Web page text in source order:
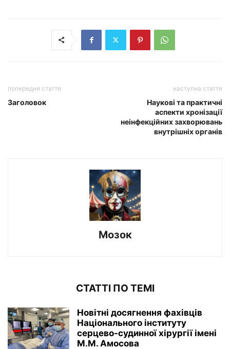
попередня стаття
Заголовок
наступна стаття
Наукові та практичні
аспекти хронізації
неінфекційних захворювань
внутрішніх органів
Мозок
СТАТТІ ПО ТЕМІ
Новітні досягнення фахівців
Національного інституту
серцево-судинної хірургії імeні
М.М. Амосова